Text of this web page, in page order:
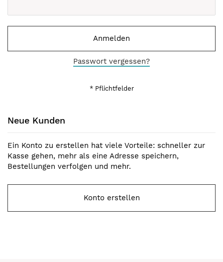
Anmelden
Passwort vergessen?
Neue Kunden
Ein Konto zu erstellen hat viele Vorteile: schneller zur
Kasse gehen, mehr als eine Adresse speichern,
Bestellungen verfolgen und mehr.
Konto erstellen